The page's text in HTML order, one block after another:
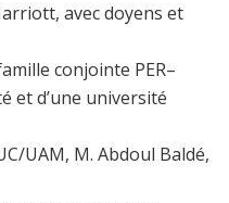
avec doyens et
conjointe PER–
et d’une université
UAM, M. Abdoul Baldé,